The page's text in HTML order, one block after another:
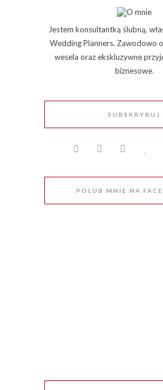
Jestem konsultantką ślubną,
Wedding Planners. Zawodowo
wesela oraz ekskluzywne
biznesowe.
SUBSKRYBUJ
POLUB MNIE NA